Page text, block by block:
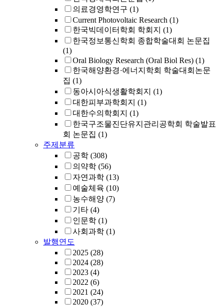
의료경영학연구 (1)
Current Photovoltaic Research (1)
한국빅데이터학회 학회지 (1)
한국정보통신학회 종합학술대회 논문집
(1)
Oral Biology Research (Oral Biol Res) (1)
한국해양환경·에너지학회 학술대회논문
집 (1)
동아시아식생활학회지 (1)
대한피부과학회지 (1)
대한수의학회지 (1)
한국구조물진단유지관리공학회 학술발표
회 논문집 (1)
주제분류
공학 (308)
의약학 (56)
자연과학 (13)
예술체육 (10)
농수해양 (7)
기타 (4)
인문학 (1)
사회과학 (1)
발행연도
2025 (28)
2024 (28)
2023 (4)
2022 (6)
2021 (24)
2020 (37)